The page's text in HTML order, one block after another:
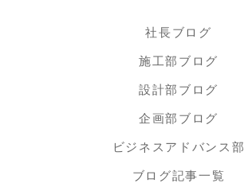
社長ブログ
施工部ブログ
設計部ブログ
企画部ブログ
ビジネスアドバンス部
ブログ記事一覧